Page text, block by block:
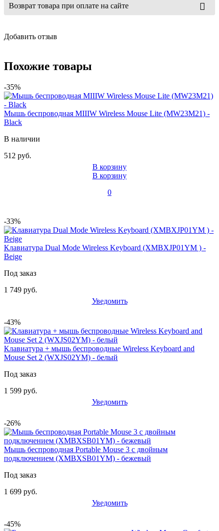
Возврат товара при оплате на сайте
Добавить отзыв
Похожие товары
-35%
Мышь беспроводная MIIIW Wireless Mouse Lite (MW23M21) -
Black
В наличии
512 руб.
В корзину
В корзину
0
-33%
Клавиатура Dual Mode Wireless Keyboard (XMBXJP01YM ) -
Beige
Под заказ
1 749 руб.
Уведомить
-43%
Клавиатура + мышь беспроводные Wireless Keyboard and
Mouse Set 2 (WXJS02YM) - белый
Под заказ
1 599 руб.
Уведомить
-26%
Мышь беспроводная Portable Mouse 3 с двойным
подключением (XMBXSB01YM) - бежевый
Под заказ
1 699 руб.
Уведомить
-45%